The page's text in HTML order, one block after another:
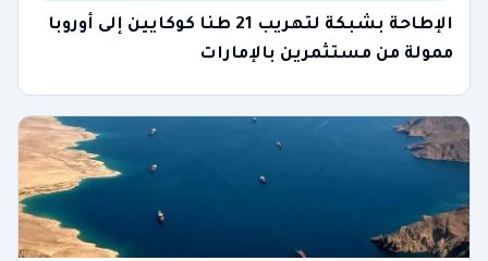
الإطاحة بشبكة لتهريب 21 طنا كوكايين إلى أوروبا
ممولة من مستثمرين بالإمارات